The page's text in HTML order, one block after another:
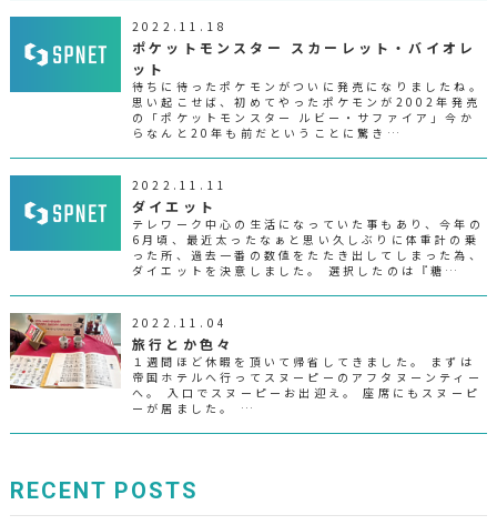
2022.11.18
ポケットモンスター スカーレット・バイオレ
ット
待ちに待ったポケモンがついに発売になりましたね。
思い起こせば、初めてやったポケモンが2002年発売
の「ポケットモンスター ルビー・サファイア」今か
らなんと20年も前だということに驚き…
2022.11.11
ダイエット
テレワーク中心の生活になっていた事もあり、今年の
6月頃、最近太ったなぁと思い久しぶりに体重計の乗
った所、過去一番の数値をたたき出してしまった為、
ダイエットを決意しました。 選択したのは『糖…
2022.11.04
旅行とか色々
１週間ほど休暇を頂いて帰省してきました。 まずは
帝国ホテルへ行ってスヌーピーのアフタヌーンティー
へ。 入口でスヌーピーお出迎え。 座席にもスヌーピ
ーが居ました。 …
RECENT POSTS